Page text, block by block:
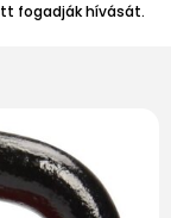
fogadják hívását.